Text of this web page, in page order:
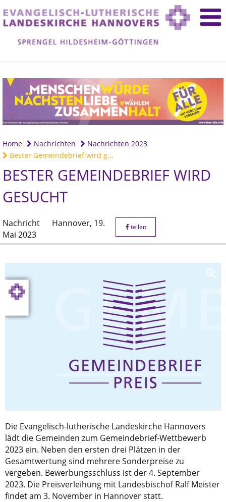
Home Nachrichten
Nachrichten 2023
Bester Gemeindebrief wird g...
BESTER GEMEINDEBRIEF WIRD
GESUCHT
Nachricht Hannover, 19.
Mai 2023
teilen
Die Evangelisch-lutherische Landeskirche Hannovers
lädt die Gemeinden zum Gemeindebrief-Wettbewerb
2023 ein. Neben den ersten drei Plätzen in der
Gesamtwertung sind mehrere Sonderpreise zu
vergeben. Bewerbungsschluss ist der 4. September
2023. Die Preisverleihung mit Landesbischof Ralf Meister
findet am 3. November in Hannover statt.